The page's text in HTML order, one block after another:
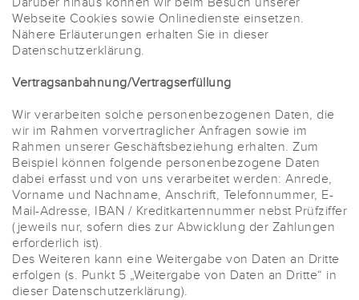
Webseite Cookies sowie Onlinedienste einsetzen.
Nähere Erläuterungen erhalten Sie in dieser
Datenschutzerklärung.
Vertragsanbahnung/Vertragserfüllung
Wir verarbeiten solche personenbezogenen Daten, die
wir im Rahmen vorvertraglicher Anfragen sowie im
Rahmen unserer Geschäftsbeziehung erhalten. Zum
Beispiel können folgende personenbezogene Daten
dabei erfasst und von uns verarbeitet werden: Anrede,
Vorname und Nachname, Anschrift, Telefonnummer, E-
Mail-Adresse, IBAN / Kreditkartennummer nebst Prüfziffer
(jeweils nur, sofern dies zur Abwicklung der Zahlungen
erforderlich ist).
Des Weiteren kann eine Weitergabe von Daten an Dritte
erfolgen (s. Punkt 5 „Weitergabe von Daten an Dritte“ in
dieser Datenschutzerklärung).